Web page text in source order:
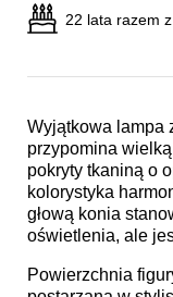
Wyjątkowa lampa
przypomina
pokryty tkaniną o
kolorystyka
głową konia
oświetlenia, ale
Powierzchnia
22 lata razem